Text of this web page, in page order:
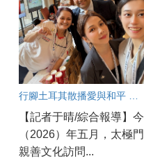
行腳土耳其散播愛與和平 新世代AI講師劉宜欣感動分享
【記者于晴/綜合報導】今
（2026）年五月，太極門
親善文化訪問...